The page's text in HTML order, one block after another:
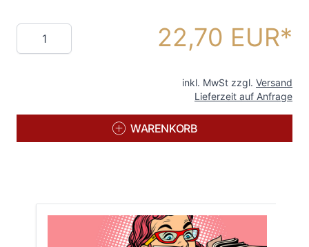
Menge 22,70 EUR
inkl. MwSt zzgl. Versand
Lieferzeit auf Anfrage
WARENKORB